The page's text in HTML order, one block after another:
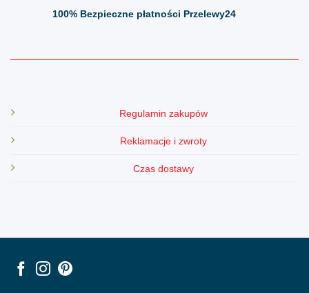
100% Bezpieczne płatności Przelewy24
Regulamin zakupów
Reklamacje i zwroty
Czas dostawy